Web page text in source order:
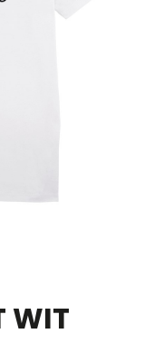
WIT